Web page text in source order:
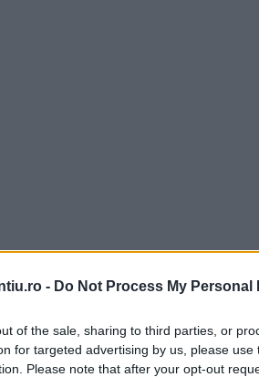
- Do Not Process My Personal
of the sale, sharing to third parties, or
for targeted advertising by us, please
Please note that after your opt-out